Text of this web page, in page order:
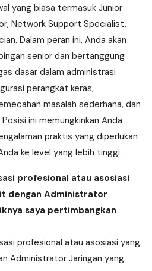
yang biasa termasuk Junior
Network Support Specialist,
Dalam peran ini, Anda akan
senior dan bertanggung
dasar dalam administrasi
perangkat keras,
masalah sederhana, dan
ini memungkinkan Anda
praktis yang diperlukan
ke level yang lebih tinggi.
profesional atau asosiasi
dengan Administrator
saya pertimbangkan
profesional atau asosiasi yang
Administrator Jaringan yang